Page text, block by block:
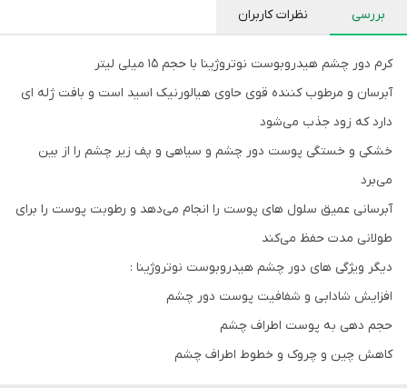
بررسی نظرات کاربران
کرم دور چشم هیدروبوست نوتروژینا با حجم 15 میلی لیتر
آبرسان و مرطوب کننده قوی حاوی هیالورنیک اسید است و بافت ژله ای
دارد که زود جذب می‌شود
خشکی و خستگی پوست دور چشم و سیاهی و پف زیر چشم را از بین
می‌برد
آبرسانی عمیق سلول های پوست را انجام می‌دهد و رطوبت پوست را برای
طولانی مدت حفظ می‌کند
دیگر ویژگی های دور چشم هیدروبوست نوتروژینا :
افزایش شادابی و شفافیت پوست دور چشم
حجم دهی به پوست اطراف چشم
کاهش چین و چروک و خطوط اطراف چشم